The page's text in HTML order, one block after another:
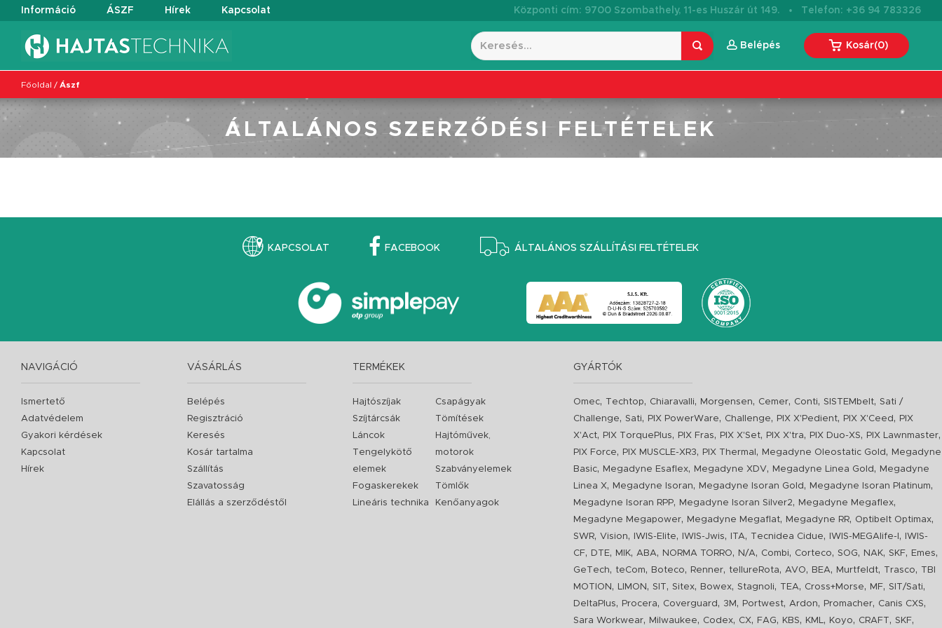
Információ ÁSZF Hírek Kapcsolat Központi cím: 9700 Szombathely, 11-es Huszár út 149. · Telefon: +36 94 783326
Belépés Kosár(0)
Főoldal / Ászf
ÁLTALÁNOS SZERZŐDÉSI FELTÉTELEK
KAPCSOLAT FACEBOOK ÁLTALÁNOS SZÁLLÍTÁSI FELTÉTELEK
NAVIGÁCIÓ
Ismertető
Adatvédelem
Gyakori kérdések
Kapcsolat
Hírek
VÁSÁRLÁS
Belépés
Regisztráció
Keresés
Kosár tartalma
Szállítás
Szavatosság
Elállás a szerződéstől
TERMÉKEK
Hajtószíjak
Szíjtárcsák
Láncok
Tengelykötő
elemek
Fogaskerekek
Lineáris technika
Csapágyak
Tömítések
Hajtóművek,
motorok
Szabványelemek
Tömlők
Kenőanyagok
GYÁRTÓK
Omec, Techtop, Chiaravalli, Morgensen, Cemer, Conti,SISTEMbelt,Sati /
Challenge,Sati, PIX PowerWare, Challenge, PIX X'Pedient, PIX X'Ceed ,
PIX
X'Act, PIX TorquePlus, PIX Fras, PIX X'Set, PIX X'tra, PIX Duo-XS, PIX Lawnmaster,
PIX Force, PIX MUSCLE-XR3, PIX Thermal , Megadyne Oleostatic Gold ,
Megadyne
Basic, Megadyne Esaflex, Megadyne XDV, Megadyne Linea Gold ,
Megadyne
Linea X, Megadyne Isoran, Megadyne Isoran Gold , Megadyne Isoran Platinum,
Megadyne Isoran RPP, Megadyne Isoran Silver2, Megadyne Megaflex,
Megadyne Megapower, Megadyne Megaflat, Megadyne RR, Optibelt Optimax,
SWR,Vision, IWIS-Elite, IWIS-Jwis, ITA, Tecnidea Cidue, IWIS-MEGAlife-I ,
IWIS-
CF, DTE, MIK, ABA, NORMA TORRO, N/A, Combi, Corteco,SOG, NAK,SKF, Emes,
GeTech, teCom, Boteco, Renner, tellureRota, AVO, BEA, Murtfeldt, Trasco, TBI
MOTION , LIMON ,SIT,Sitex, Bowex,Stagnoli, TEA, Cross+Morse, MF,SIT/Sati,
DeltaPlus, Procera, Coverguard , 3M , Portwest, Ardon, Promacher, Canis CXS,
Sara Workwear, Milwaukee, Codex, CX, FAG, KBS, KML, Koyo, CRAFT,SKF,